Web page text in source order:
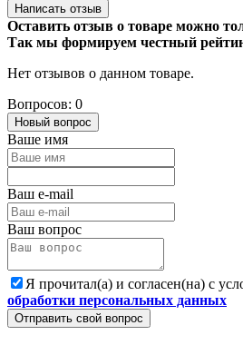
Написать отзыв
Оставить отзыв о товаре можно
Так мы формируем честный
Нет отзывов о данном товаре.
Вопросов: 0
Новый вопрос
Ваше имя
Ваш e-mail
Ваш вопрос
Я прочитал(а) и согласен(на) с
обработки персональных данных
Отправить свой вопрос